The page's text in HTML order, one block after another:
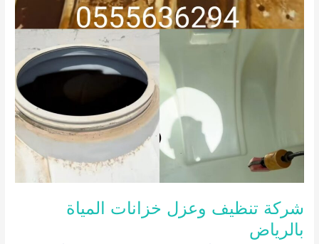
شركة تنظيف وعزل خزانات المياة
بالرياض